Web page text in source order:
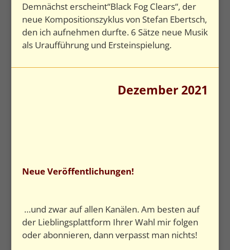
Demnächst erscheint“Black Fog Clears“, der
neue Kompositionszyklus von Stefan Ebertsch,
den ich aufnehmen durfte. 6 Sätze neue Musik
als Uraufführung und Ersteinspielung.
Dezember 2021
Neue Veröffentlichungen!
…und zwar auf allen Kanälen. Am besten auf
der Lieblingsplattform Ihrer Wahl mir folgen
oder abonnieren, dann verpasst man nichts!